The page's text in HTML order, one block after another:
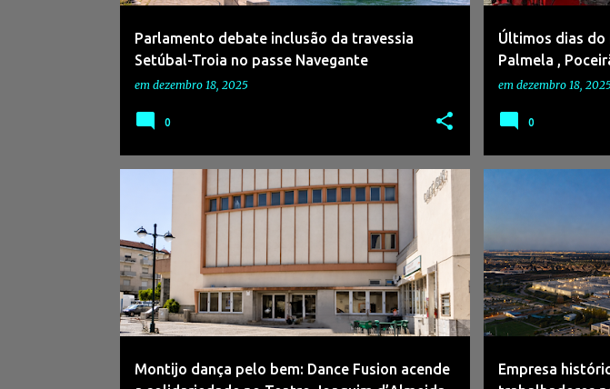
Parlamento debate inclusão da travessia
Setúbal-Troia no passe Navegante
em dezembro 18, 2025
0
Últimos dias do
Palmela ,
em dezembro 18,
0
Montijo dança pelo bem: Dance Fusion acende
#AGENDACULTURAL2025 #DANÇA +
Empresa